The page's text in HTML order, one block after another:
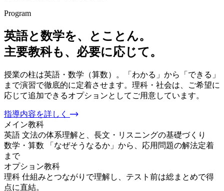
Program
英語と数学を、とことん。
主要教科も、必要に応じて。
授業の柱は英語・数学（算数）。「わかる」から「できる」
まで演習で徹底的に定着させます。理科・社会は、ご希望に
応じて追加できるオプションとしてご用意しています。
指導内容を詳しく
メイン教科
英語 文法の体系理解と、長文・リスニングの基礎づくり
数学・算数
「なぜそうなるか」から、応用問題の解法定着
まで
オプション教科
理科 仕組みとつながりで理解し、テスト前は総まとめで得
点に直結。